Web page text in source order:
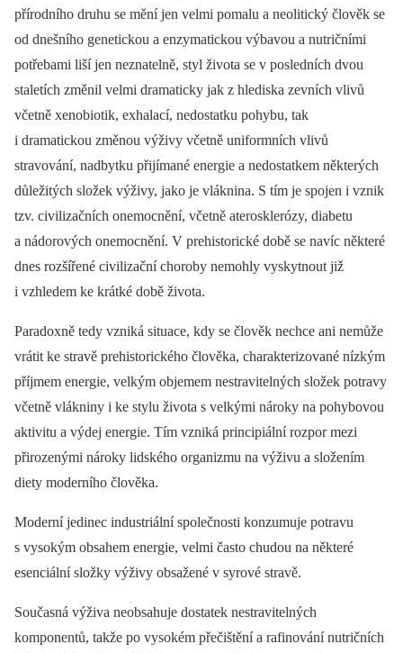
přírodního druhu se mění jen velmi pomalu a neolitický člověk se
od dnešního genetickou a enzymatickou výbavou a nutričními
potřebami liší jen neznatelně, styl života se v posledních dvou
staletích změnil velmi dramaticky jak z hlediska zevních vlivů
včetně xenobiotik, exhalací, nedostatku pohybu, tak
i dramatickou změnou výživy včetně uniformních vlivů
stravování, nadbytku přijímané energie a nedostatkem ně­kte­rých
důležitých složek výživy, jako je vláknina. S tím je spojen i vznik
tzv. civilizačních onemocnění, včetně aterosklerózy, diabetu
a nádorových onemocnění. V prehistorické době se navíc ně­kte­ré
dnes rozšířené civilizační choroby nemohly vyskytnout již
i vzhledem ke krátké době života.
Paradoxně tedy vzniká situace, kdy se člověk nechce ani nemůže
vrátit ke stravě prehistorického člověka, charakterizované nízkým
příjmem energie, velkým objemem nestravitelných složek potravy
včetně vlákniny i ke stylu života s velkými nároky na pohybovou
aktivitu a výdej energie. Tím vzniká principiální rozpor mezi
přirozenými nároky lidského organizmu na výživu a složením
diety moderního člověka.
Moderní jedinec industriální společnosti konzumuje potravu
s vysokým obsahem energie, velmi často chudou na ně­kte­ré
esenciální složky výživy obsažené v syrové stravě.
Současná výživa neobsahuje dostatek nestravitelných
komponentů, takže po vysokém přečištění a rafinování nutričních